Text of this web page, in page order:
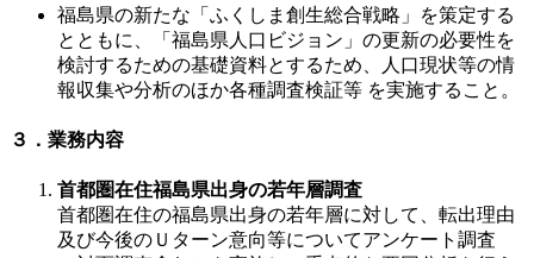
福島県の新たな「ふくしま創生総合戦略」を策定する
とともに、「福島県人口ビジョン」の更新の必要性を
検討するための基礎資料とするため、人口現状等の情
報収集や分析のほか各種調査検証等 を実施すること。
３．業務内容
首都圏在住福島県出身の若年層調査
首都圏在住の福島県出身の若年層に対して、転出理由
及び今後のＵターン意向等についてアンケート調査